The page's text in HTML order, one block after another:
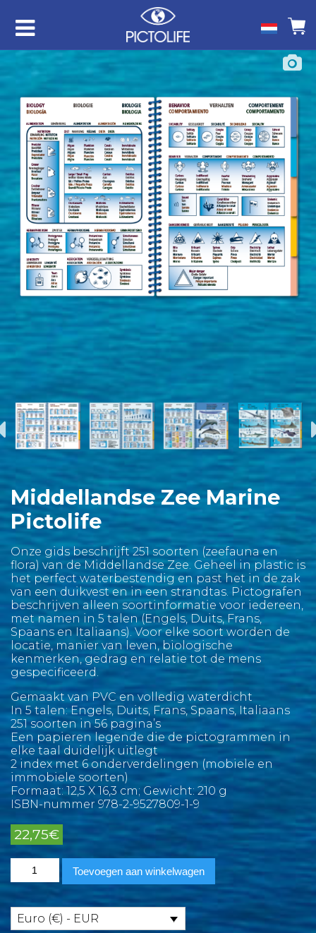
Middellandse Zee Marine
Pictolife
Onze gids beschrijft 251 soorten (zeefauna en
flora) van de Middellandse Zee. Geheel in plastic is
het perfect waterbestendig en past het in de zak
van een duikvest en in een strandtas. Pictografen
beschrijven alleen soortinformatie voor iedereen,
met namen in 5 talen (Engels, Duits, Frans,
Spaans en Italiaans). Voor elke soort worden de
locatie, manier van leven, biologische
kenmerken, gedrag en relatie tot de mens
gespecificeerd.
Gemaakt van PVC en volledig waterdicht
In 5 talen: Engels, Duits, Frans, Spaans, Italiaans
251 soorten in 56 pagina’s
Een papieren legende die de pictogrammen in
elke taal duidelijk uitlegt
2 index met 6 onderverdelingen (mobiele en
immobiele soorten)
Formaat: 12,5 X 16,3 cm; Gewicht: 210 g
ISBN-nummer 978-2-9527809-1-9
22,75€
Middellandse
Marine
Pictolife
aantal
Toevoegen aan winkelwagen
Euro (€) - EUR